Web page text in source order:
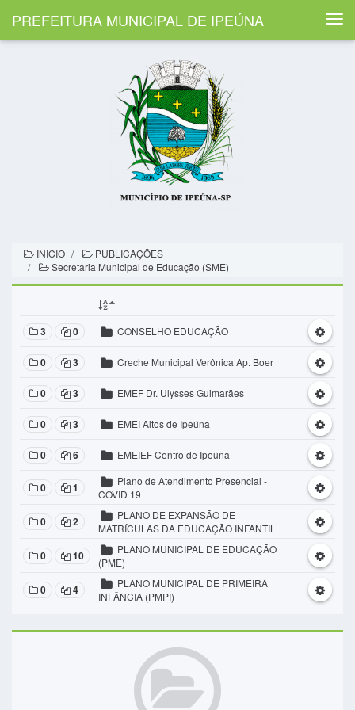
PREFEITURA MUNICIPAL DE IPEÚNA
INICIO
PUBLICAÇÕES
Secretaria Municipal de Educação (SME)
3 0 CONSELHO EDUCAÇÃO
0 3 Creche Municipal Verônica Ap. Boer
0 3 EMEF Dr. Ulysses Guimarães
0 3 EMEI Altos de Ipeúna
0 6 EMEIEF Centro de Ipeúna
0 1
Plano de Atendimento Presencial -
COVID 19
0 2
PLANO DE EXPANSÃO DE
MATRÍCULAS DA EDUCAÇÃO INFANTIL
0 10
PLANO MUNICIPAL DE EDUCAÇÃO
(PME)
0 4
PLANO MUNICIPAL DE PRIMEIRA
INFÂNCIA (PMPI)